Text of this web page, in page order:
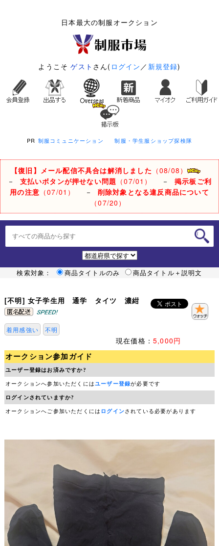
日本最大の制服オークション
ようこそゲスト さん( ログイン ／ 新規登録)
PR 制服コミュニケーション 制服・学生服ショップ探検隊
【復旧】メール配信不具合は解消しました （08/08）
－ 支払いボタンが押せない問題 （07/01） －掲示板ご利
用の注意 （07/01） － 削除対象となる違反商品について
（07/20）
検索対象： 商品タイトルのみ 商品タイトル＋説明文
[不明] 女子学生用 通学 タイツ 濃紺
着用感強い 不明
現在価格： 5,000円
オークション参加ガイド
ユーザー登録はお済みですか?
オークションへ参加いただくにはユーザー登録が必要です
ログインされていますか?
オークションへご参加いただくには ログインされている必要があります